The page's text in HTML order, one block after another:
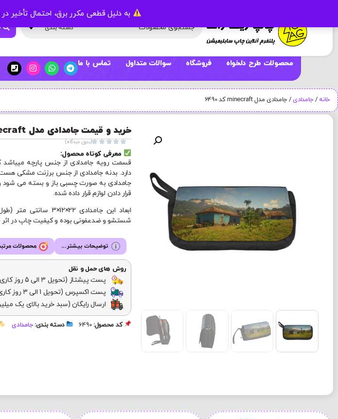
به دلیل قطعی مکرر برق، احتمال تأخیر
دسته بندی
محصولات طرح دلخواه فروشگاه سوالات متداول تماس با ما
خانه / جامدادی / جامدادی مدل minecraft کد 6490
خرید و قیمت جامدادی مدل minecraft کد 6490




(بدون دیدگاه)
معرفی کوتاه محصول:
قسمت رویه جامدادی از جنس پارچه
دارد. بدنه جامدادی از جنس برزنت مشکی
جامدادی به صورت چسبی باز و بسته می شود
قرار دادن لوازم قرار داده شده.
ابعاد این جامدادی
شستشو و ضدعفونی بوده و کیفیت چاپ در
توضیحات بیشتر... محصولات
روش های حمل و نقل
پست پیشتاز (تحویل 3 الی 5 روز کاری)
پست اکسپرس (تحویل 1 الی 3 روز کاری)
ارسال رایگان (سبد خرید بالای یک
کد محصول:6490 دسته بندی: جامدادی